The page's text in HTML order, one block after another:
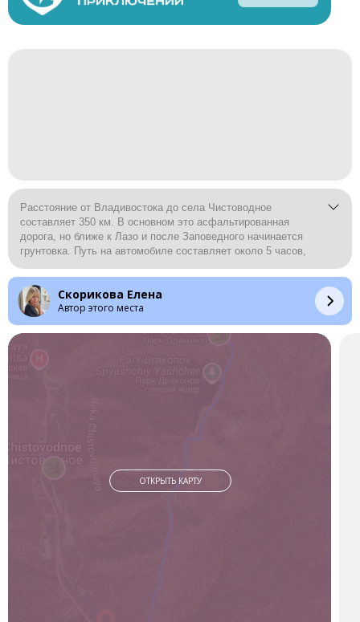
Расстояние от Владивостока до села Чистоводное
составляет 350 км. В основном это асфальтированная
дорога, но ближе к Лазо и после Заповедного начинается
грунтовка. Путь на автомобиле составляет около 5 часов,
Мы выезжаем около 7 часов утра, к 12 приезжаем в
Чистоводное.
В селе есть гостиница, можно переночевать. По приезду на
место можно сразу отправиться в Парк Драконов. Подъём
40 минут. Ближе к вершине откроется вид на мегалитический
гребень и маленького дракончика справа. В этом месте надо
Это место можно посетить позже или на следующий день.
Там стоит знаменитая чаша. Всё это напоминает созвездие
Гидра, к которому примыкают созвездия Ворон и Чаша, в
Скорикова Елена
Автор этого места
ОТКРЫТЬ КАРТУ